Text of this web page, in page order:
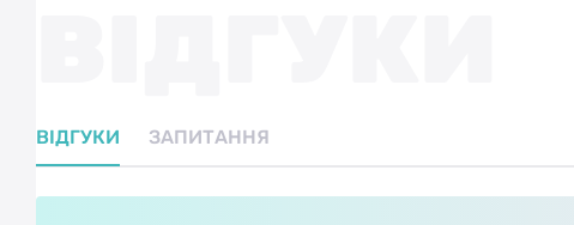
ВІДГУКИ ЗАПИТАННЯ